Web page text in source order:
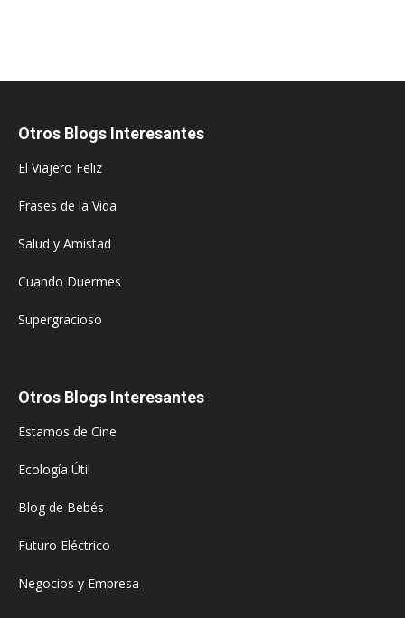
Otros Blogs Interesantes
El Viajero Feliz
Frases de la Vida
Salud y Amistad
Cuando Duermes
Supergracioso
Otros Blogs Interesantes
Estamos de Cine
Ecología Útil
Blog de Bebés
Futuro Eléctrico
Negocios y Empresa